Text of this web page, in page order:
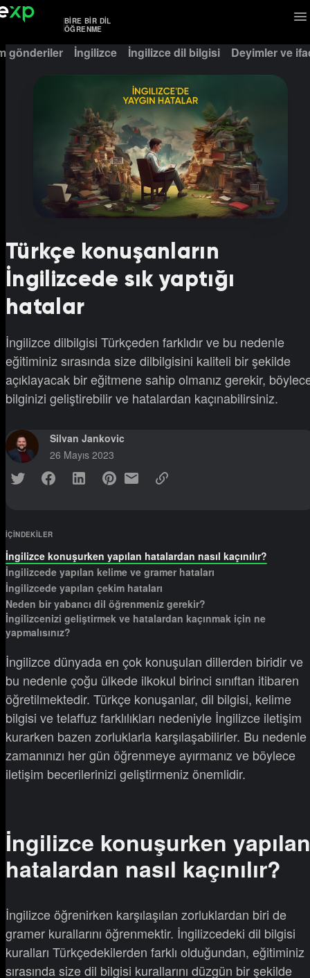
BIRE BIR DIL
ÖĞRENME
gönderiler İngilizce İngilizce dil bilgisi Deyimler ve
Türkçe konuşanların
İngilizcede sık yaptığı
hatalar
İngilizce dilbilgisi Türkçeden farklıdır ve bu nedenle
eğitiminiz sırasında size dilbilgisini kaliteli bir şekilde
açıklayacak bir eğitmene sahip olmanız gerekir,
bilginizi geliştirebilir ve hatalardan kaçınabilirsiniz.
Silvan Jankovic
26 Mayıs 2023
IÇINDEKILER
İngilizce konuşurken yapılan hatalardan nasıl kaçınılır?
İngilizcede yapılan kelime ve gramer hataları
İngilizcede yapılan çekim hataları
Neden bir yabancı dil öğrenmeniz gerekir?
İngilizcenizi geliştirmek ve hatalardan kaçınmak için ne
yapmalısınız?
İngilizce dünyada en çok konuşulan dillerden biridir ve
bu nedenle çoğu ülkede ilkokul birinci sınıftan itibaren
öğretilmektedir. Türkçe konuşanlar, dil bilgisi, kelime
bilgisi ve telaffuz farklılıkları nedeniyle İngilizce iletişim
kurarken bazen zorluklarla karşılaşabilirler. Bu nedenle
zamanınızı her gün öğrenmeye ayırmanız ve böylece
iletişim becerilerinizi geliştirmeniz önemlidir.
İngilizce konuşurken yapılan
hatalardan nasıl kaçınılır?
İngilizce öğrenirken karşılaşılan zorluklardan biri de
gramer kurallarını öğrenmektir. İngilizcedeki dil bilgisi
kuralları Türkçedekilerden farklı olduğundan, eğitiminiz
sırasında size dil bilgisi kurallarını düzgün bir şekilde